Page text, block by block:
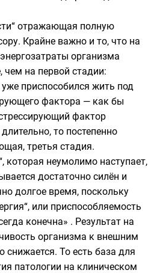
отражающая полную
Крайне важно и то, что на
организма
чем на первой стадии:
приспособился жить под
фактора — как бы
фактор
то постепенно
третья стадия.
которая неумолимо наступает,
достаточно силён и
долгое время, поскольку
или приспособляемость
конечна» . Результат на
организма к внешним
снижается. То есть база для
патологии на клиническом